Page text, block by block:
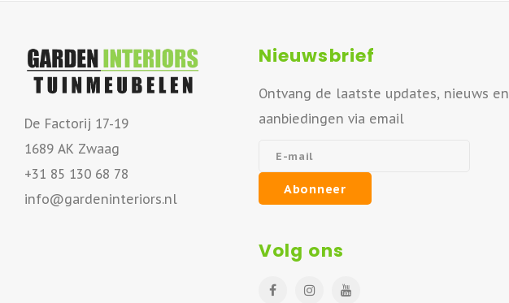
De Factorij 17-19
1689 AK Zwaag
+31 85 130 68 78
info@gardeninteriors.nl
Nieuwsbrief
Ontvang de laatste updates, nieuws en
aanbiedingen via email
Abonneer
Volg ons